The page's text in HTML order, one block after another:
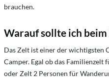
brauchen.
Warauf sollte ich
Das Zelt ist einer der wichtigsten
Camper. Egal ob das
oder Zelt 2 Personen für